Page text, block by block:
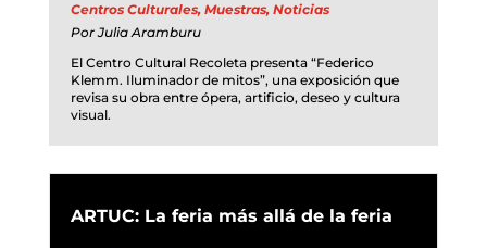
Centros Culturales, Muestras, Noticias
PorJulia Aramburu
El Centro Cultural Recoleta presenta “Federico
Klemm. Iluminador de mitos”, una exposición que
revisa su obra entre ópera, artificio, deseo y cultura
visual.
ARTUC: La feria más allá de la feria